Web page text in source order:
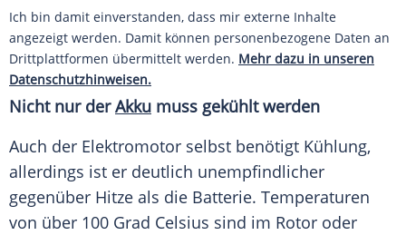
Ich bin damit einverstanden, dass mir externe Inhalte
angezeigt werden. Damit können personenbezogene Daten an
Drittplattformen übermittelt werden. Mehr dazu in unseren
Datenschutzhinweisen.
Nicht nur derAkku muss gekühlt werden
Auch der Elektromotor selbst benötigt Kühlung,
allerdings ist er deutlich unempfindlicher
gegenüber Hitze als die Batterie. Temperaturen
von über 100 Grad Celsius sind im Rotor oder